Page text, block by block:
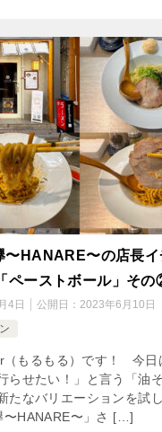
HANARE〜の店長イ
ペーストボール」そ
4日 公開日： 2023年6月10日
（もるもる）です！ 今日
らせたい！」と言う「油
たなバリエーションを試し
〜HANARE〜」さ […]